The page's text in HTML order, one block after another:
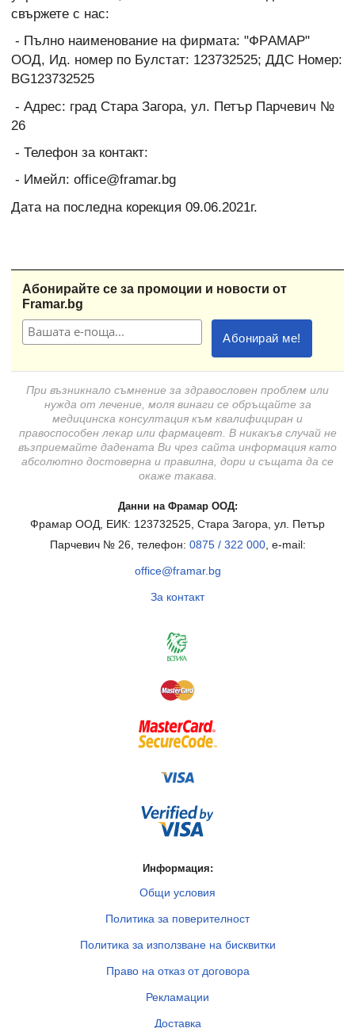
свържете с нас:
- Пълно наименование на фирмата: "ФРAМАР"
ООД, Ид. номер по Булстат: 123732525; ДДС Номер:
BG123732525
- Адрес: град Стара Загора, ул. Петър Парчевич №
26
- Телефон за контакт:
- Имейл: office@framar.bg
Дата на последна корекция 09.06.2021г.
Абонирайте се за промоции и новости от
Framar.bg
При възникнало съмнение за здравословен проблем или
нужда от лечение, моля винаги се обръщайте за
медицинска консултация към квалифициран и
правоспособен лекар или фармацевт. В никакъв случай не
възприемайте дадената Ви чрез сайта информация като
абсолютно достоверна и правилна, дори и същата да се
окаже такава.
Данни на Фрамар ООД:
Фрамар ООД, ЕИК: 123732525, Стара Загора, ул. Петър
Парчевич № 26, телефон: 0875 / 322 000, e-mail:
office@framar.bg
За контакт
Информация:
Общи условия
Политика за поверителност
Политика за използване на бисквитки
Право на отказ от договора
Рекламации
Доставка